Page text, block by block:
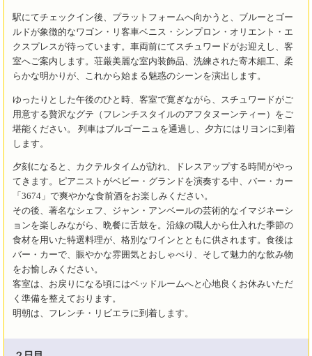
駅にてチェックイン後、プラットフォームへ向かうと、ブルーとゴー
ルドが象徴的なワゴン・リ客車ベニス・シンプロン・オリエント・エ
クスプレスが待っています。車両前にてスチュワードがお迎えし、客
室へご案内します。荘厳美麗な室内装飾品、洗練された寄木細工、柔
らかな明かりが、これから始まる魅惑のシーンを演出します。
ゆったりとした午後のひと時、客室で寛ぎながら、スチュワードがご
用意する贅沢なグテ（フレンチスタイルのアフタヌーンティー）をご
堪能ください。 列車はブルゴーニュを通過し、夕方にはリヨンに到着
します。
夕刻になると、カクテルタイムが訪れ、ドレスアップする時間がやっ
てきます。ピアニストがベビー・グランドを演奏する中、バー・カー
「3674」で爽やかな食前酒をお楽しみください。
その後、著名なシェフ、ジャン・アンベールの芸術的なイマジネーシ
ョンを楽しみながら、晩餐に舌鼓を。沿線の職人から仕入れた季節の
食材を用いた特選料理が、格別なワインとともに供されます。食後は
バー・カーで、賑やかな雰囲気とおしゃべり、そして魅力的な飲み物
をお愉しみください。
客室は、お戻りになる頃にはベッドルームへと心地良くお休みいただ
く準備を整えております。
明朝は、フレンチ・リビエラに到着します。